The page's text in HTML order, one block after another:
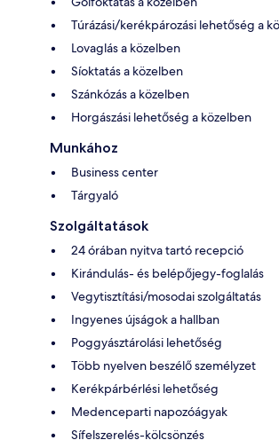
Túrázási/kerékpározási lehetőség a
Lovaglás a közelben
Síoktatás a közelben
Szánkózás a közelben
Horgászási lehetőség a közelben
Munkához
Business center
Tárgyaló
Szolgáltatások
24 órában nyitva tartó recepció
Kirándulás- és belépőjegy-foglalás
Vegytisztítási/mosodai szolgáltatás
Ingyenes újságok a hallban
Poggyásztárolási lehetőség
Több nyelven beszélő személyzet
Kerékpárbérlési lehetőség
Medenceparti napozóágyak
Sífelszerelés-kölcsönzés